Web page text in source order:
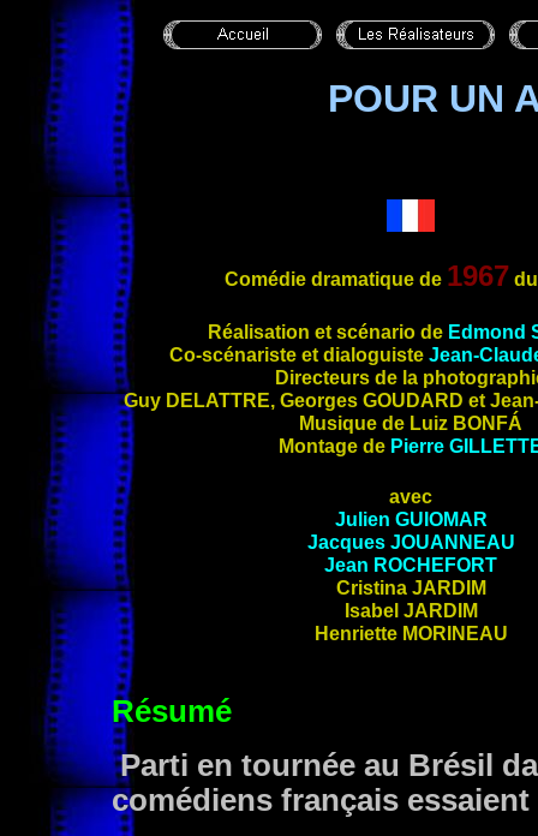
POUR UN
Comédie dramatique de 1967
Réalisation et scénario de Edmond
Co-scénariste et dialoguiste Jean-
Directeurs de la
Guy DELATTRE, Georges GOUDARD et
Musique de Luiz BONFÁ
Montage de Pierre
avec
Julien GUIOMAR
Jacques JOUANNEAU
Jean ROCHEFORT
Cristina JARDIM
Isabel JARDIM
Henriette MORINEAU
Résumé
Parti en tournée au Brésil
comédiens français